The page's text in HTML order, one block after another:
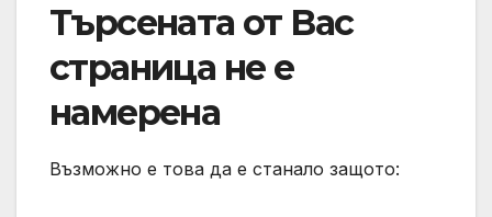
Търсената от Вас
страница не е
намерена
Възможно е това да е станало защото: